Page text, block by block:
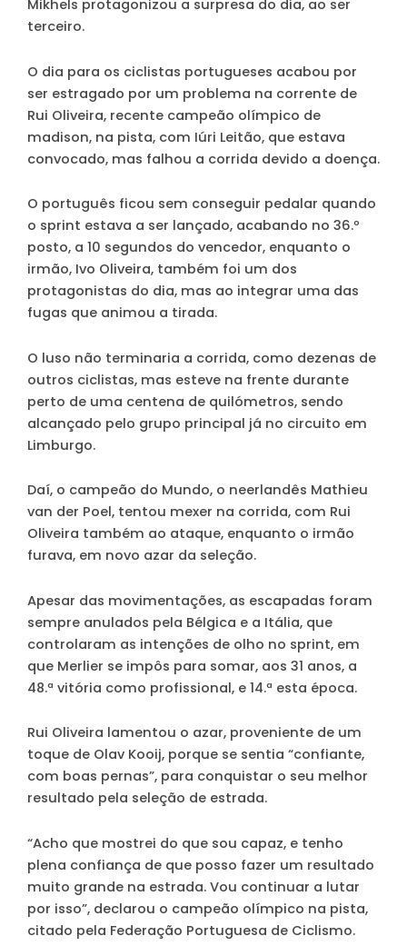
Mikhels protagonizou a surpresa do dia, ao ser
terceiro.
O dia para os ciclistas portugueses acabou por
ser estragado por um problema na corrente de
Rui Oliveira, recente campeão olímpico de
madison, na pista, com Iúri Leitão, que estava
convocado, mas falhou a corrida devido a doença.
O português ficou sem conseguir pedalar quando
o sprint estava a ser lançado, acabando no 36.º
posto, a 10 segundos do vencedor, enquanto o
irmão, Ivo Oliveira, também foi um dos
protagonistas do dia, mas ao integrar uma das
fugas que animou a tirada.
O luso não terminaria a corrida, como dezenas de
outros ciclistas, mas esteve na frente durante
perto de uma centena de quilómetros, sendo
alcançado pelo grupo principal já no circuito em
Limburgo.
Daí, o campeão do Mundo, o neerlandês Mathieu
van der Poel, tentou mexer na corrida, com Rui
Oliveira também ao ataque, enquanto o irmão
furava, em novo azar da seleção.
Apesar das movimentações, as escapadas foram
sempre anulados pela Bélgica e a Itália, que
controlaram as intenções de olho no sprint, em
que Merlier se impôs para somar, aos 31 anos, a
48.ª vitória como profissional, e 14.ª esta época.
Rui Oliveira lamentou o azar, proveniente de um
toque de Olav Kooij, porque se sentia “confiante,
com boas pernas”, para conquistar o seu melhor
resultado pela seleção de estrada.
“Acho que mostrei do que sou capaz, e tenho
plena confiança de que posso fazer um resultado
muito grande na estrada. Vou continuar a lutar
por isso”, declarou o campeão olímpico na pista,
citado pela Federação Portuguesa de Ciclismo.